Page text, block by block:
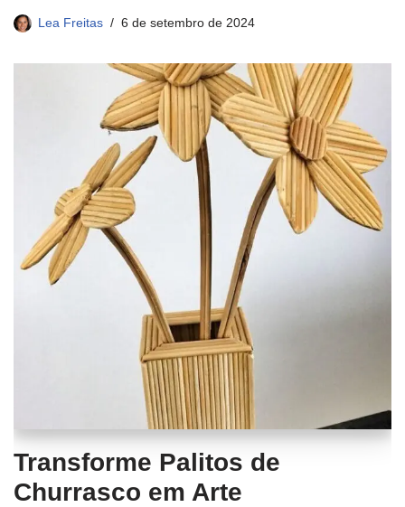
Lea Freitas 6 de setembro de 2024
Transforme Palitos de
Churrasco em Arte